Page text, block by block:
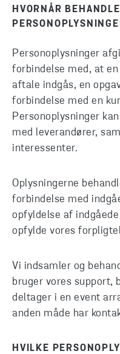
HVORNÅR
Personoplysninger
forbindelse med, at
aftale indgås, en
forbindelse med en
Personoplysninger
med leverandører,
interessenter.
Oplysningerne
forbindelse med
opfyldelse af
opfylde vores
Vi indsamler og
bruger vores support,
deltager i en event
anden måde har
HVILKE